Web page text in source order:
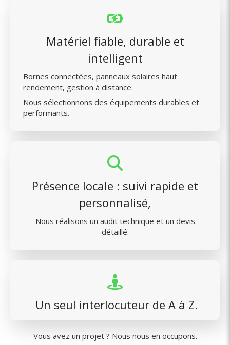
Matériel fiable, durable et
intelligent
Bornes connectées, panneaux solaires haut
rendement, gestion à distance.
Nous sélectionnons des équipements durables et
performants.
Présence locale : suivi rapide et
personnalisé,
Nous réalisons un audit technique et un devis
détaillé.
‍ Un seul interlocuteur de A à Z.
Vous avez un projet ? Nous nous en occupons.